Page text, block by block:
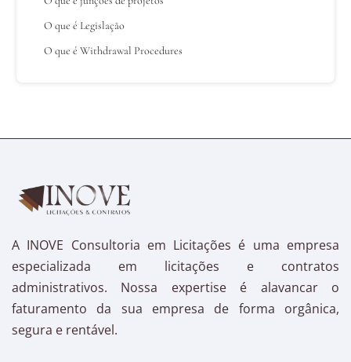
O que é Legislação
O que é Withdrawal Procedures
A INOVE Consultoria em Licitações é uma empresa
especializada em licitações e contratos
administrativos. Nossa expertise é alavancar o
faturamento da sua empresa de forma orgânica,
segura e rentável.